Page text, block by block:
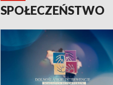
SPOŁECZEŃSTWO